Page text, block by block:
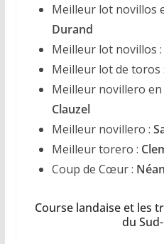
Meilleur lot novillos
Durand
Meilleur lot novillos :
Meilleur lot de toros :
Meilleur novillero en
Clauzel
Meilleur novillero :
Meilleur torero :
Coup de Cœur :
Course landaise et les
du